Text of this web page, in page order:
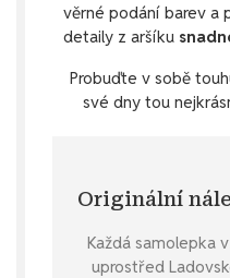
věrné podání barev a
detaily z aršíku
Probuďte v sobě
své dny tou
Originální
Každá samolepka
uprostřed